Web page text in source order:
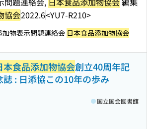
協会2022.6<YU7-R210>
加物表示問題連絡会 日本食品添加物協会
本食品添加物協会創立40周年記
誌 : 日添協この10年の歩み
国立国会図書館